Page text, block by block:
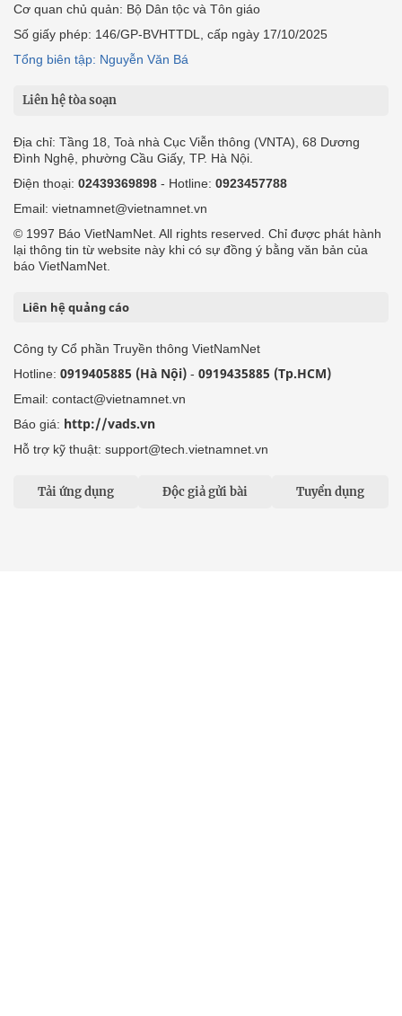
Cơ quan chủ quản: Bộ Dân tộc và Tôn giáo
Số giấy phép: 146/GP-BVHTTDL, cấp ngày 17/10/2025
Tổng biên tập: Nguyễn Văn Bá
Liên hệ tòa soạn
Địa chỉ: Tầng 18, Toà nhà Cục Viễn thông (VNTA), 68 Dương
Đình Nghệ, phường Cầu Giấy, TP. Hà Nội.
Điện thoại: 02439369898 - Hotline: 0923457788
Email: vietnamnet@vietnamnet.vn
© 1997 Báo VietNamNet. All rights reserved. Chỉ được phát hành
lại thông tin từ website này khi có sự đồng ý bằng văn bản của
báo VietNamNet.
Liên hệ quảng cáo
Công ty Cổ phần Truyền thông VietNamNet
Hotline: 0919405885 (Hà Nội) - 0919435885 (Tp.HCM)
Email: contact@vietnamnet.vn
Báo giá: http://vads.vn
Hỗ trợ kỹ thuật: support@tech.vietnamnet.vn
Tải ứng dụng Độc giả gửi bài Tuyển dụng